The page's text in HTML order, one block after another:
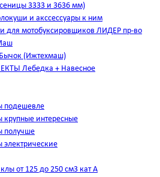
3333 и 3636 мм)
и акссессуары к ним
для мотобуксировщиков ЛИДЕР пр-во
(Ижтехмаш)
Лебедка + Навесное
подешевле
интересные
получше
от 125 до 250 см3 кат А